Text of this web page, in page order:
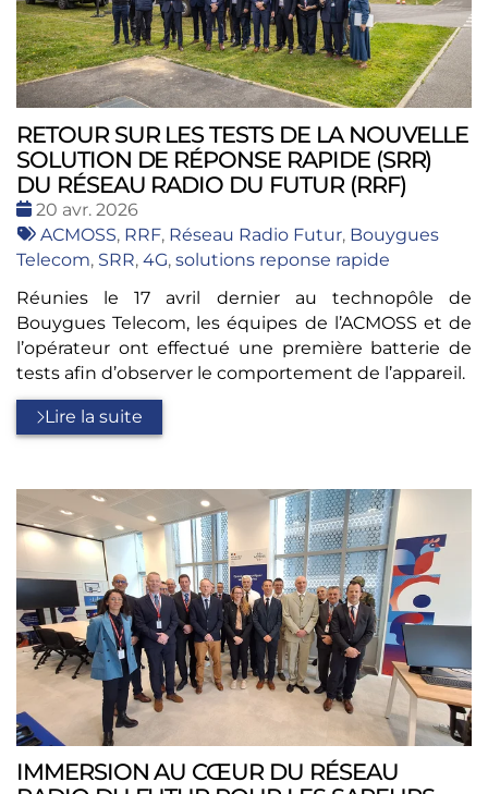
RETOUR SUR LES TESTS DE LA NOUVELLE
SOLUTION DE RÉPONSE RAPIDE (SRR)
DU RÉSEAU RADIO DU FUTUR (RRF)
Date
:
20 avr. 2026
Tags
:
ACMOSS, RRF, Réseau Radio Futur, Bouygues
Telecom, SRR, 4G, solutions reponse rapide
Réunies le 17 avril dernier au technopôle de
Bouygues Telecom, les équipes de l’ACMOSS et de
l’opérateur ont effectué une première batterie de
tests afin d’observer le comportement de l’appareil.
Lire la suite
IMMERSION AU CŒUR DU RÉSEAU